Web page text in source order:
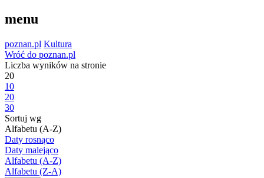
menu
poznan.pl Kultura
Wróć do poznan.pl
Liczba wyników na stronie
20
10
20
30
Sortuj wg
Alfabetu (A-Z)
Daty rosnąco
Daty malejąco
Alfabetu (A-Z)
Alfabetu (Z-A)